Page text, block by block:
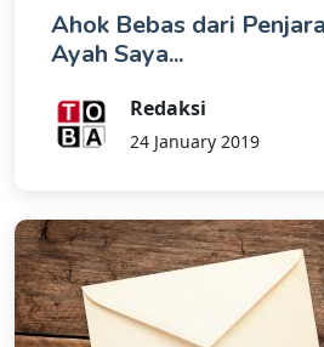
Ahok Bebas dari
Ayah Saya...
Redaksi
24 January 2019